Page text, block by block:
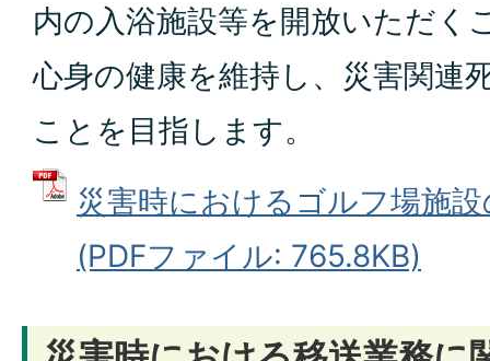
内の入浴施設等を開放いただく
心身の健康を維持し、災害関連
ことを目指します。
災害時におけるゴルフ場施
(PDFファイル: 765.8KB)